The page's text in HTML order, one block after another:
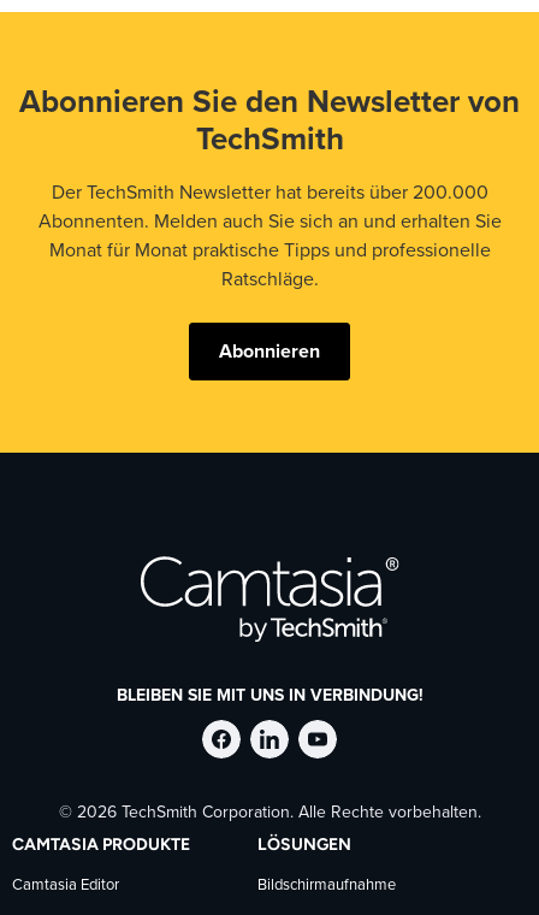
Abonnieren Sie den Newsletter von
TechSmith
Der TechSmith Newsletter hat bereits über 200.000
Abonnenten. Melden auch Sie sich an und erhalten Sie
Monat für Monat praktische Tipps und professionelle
Ratschläge.
Abonnieren
BLEIBEN SIE MIT UNS IN VERBINDUNG!
TechSmith
auf
Facebook
TechSmith
auf
LinkedIn
TechSmith
auf
YouTube
© 2026 TechSmith Corporation. Alle Rechte vorbehalten.
CAMTASIA PRODUKTE
Camtasia Editor
LÖSUNGEN
Bildschirmaufnahme